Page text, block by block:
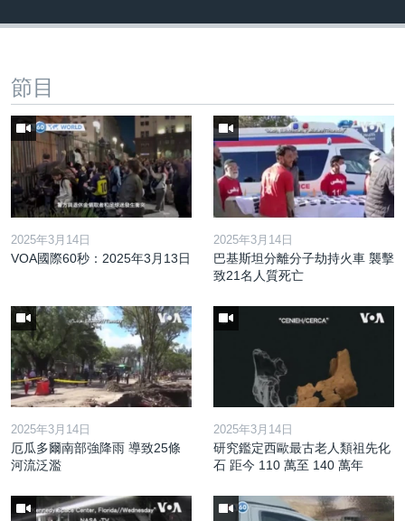
節目
2025年3月14日
VOA國際60秒：2025年3月13日
2025年3月14日
巴基斯坦分離分子劫持火車 襲擊
致21名人質死亡
2025年3月14日
厄瓜多爾南部強降雨 導致25條
河流泛濫
2025年3月14日
研究鑑定西歐最古老人類祖先化
石 距今 110 萬至 140 萬年